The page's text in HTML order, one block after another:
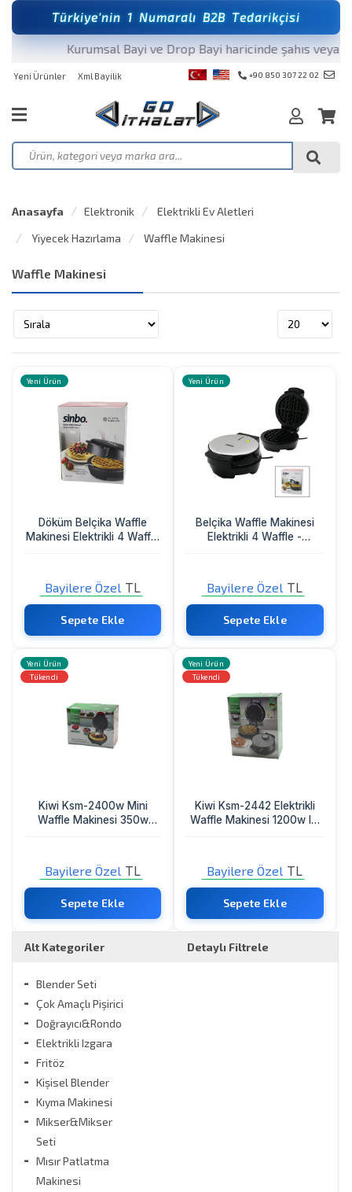
Türkiye'nin 1 Numaralı B2B Tedarikçisi
Kurumsal Bayi ve Drop Bayi haricinde şahıs veya
Yeni Ürünler Xml Bayilik +90 850 307 22 02
Anasayfa Elektronik
Elektrikli Ev Aletleri
Yiyecek Hazırlama
Waffle Makinesi
Waffle Makinesi
Döküm Belçika Waffle
Makinesi Elektrikli 4 Waffle
Bayilere Özel TL
Yeni Ürün
Sepete Ekle
Belçika Waffle Makinesi
Elektrikli 4 Waffle -
Kaplama Ssm-2591
Bayilere Özel TL
Yeni Ürün
Sepete Ekle
Kiwi Ksm-2400w Mini
Waffle Makinesi 350w
Plakagüç Gösterge Işık
Bayilere Özel TL
Yeni Ürün
Tükendi
Sepete Ekle
Kiwi Ksm-2442 Elektrikli
Waffle Makinesi 1200w Isı
Apışmaz Plaka
Bayilere Özel TL
Yeni Ürün
Tükendi
Sepete Ekle
Alt Kategoriler
Blender Seti
Çok Amaçlı Pişirici
Doğrayıcı&Rondo
Elektrikli Izgara
Fritöz
Kişisel Blender
Kıyma Makinesi
Mikser&Mikser
Seti
Mısır Patlatma
Makinesi
Detaylı Filtrele